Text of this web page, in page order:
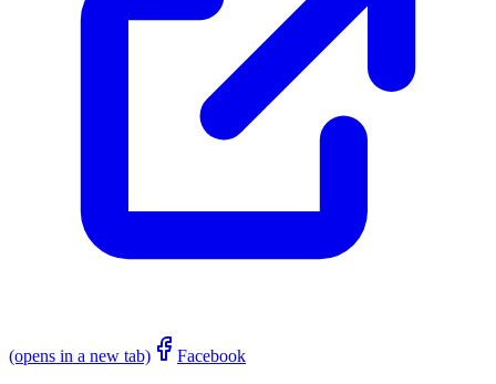
(opens in a new tab) Facebook